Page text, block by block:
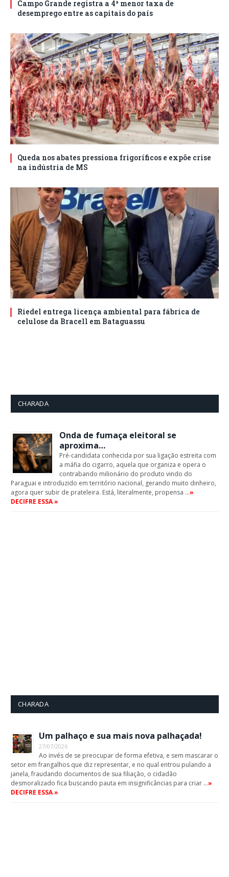
Campo Grande registra a 4ª menor taxa de
desemprego entre as capitais do país
Queda nos abates pressiona frigoríficos e expõe crise
na indústria de MS
Riedel entrega licença ambiental para fábrica de
celulose da Bracell em Bataguassu
CHARADA
Onda de fumaça eleitoral se
aproxima…
Pré-candidata conhecida por sua ligação estreita com
a máfia do cigarro, aquela que organiza e opera o
contrabando milionário do produto vindo do
Paraguai e introduzido em território nacional, gerando muito dinheiro,
agora quer subir de prateleira. Está, literalmente, propensa …»
DECIFRE ESSA »
CHARADA
Um palhaço e sua mais nova palhaçada!
27/07/2026
Ao invés de se preocupar de forma efetiva, e sem mascarar o
setor em frangalhos que diz representar, e no qual entrou pulando a
janela, fraudando documentos de sua filiação, o cidadão
desmoralizado fica buscando pauta em insignificâncias para criar …»
DECIFRE ESSA »